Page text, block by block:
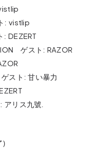
: vistlip
DEZERT
ゲスト: RAZOR
スト: 甘い暴力
リス九號.
)